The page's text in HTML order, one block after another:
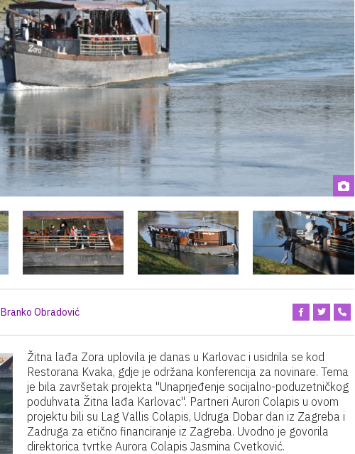
Branko Obradović
Žitna lađa Zora uplovila je danas u Karlovac i usidrila se kod
Restorana Kvaka, gdje je održana konferencija za novinare. Tema
je bila završetak projekta "Unaprjeđenje socijalno-poduzetničkog
poduhvata Žitna lađa Karlovac". Partneri Aurori Colapis u ovom
projektu bili su Lag Vallis Colapis, Udruga Dobar dan iz Zagreba i
Zadruga za etično financiranje iz Zagreba. Uvodno je govorila
direktorica tvrtke Aurora Colapis Jasmina Cvetković.